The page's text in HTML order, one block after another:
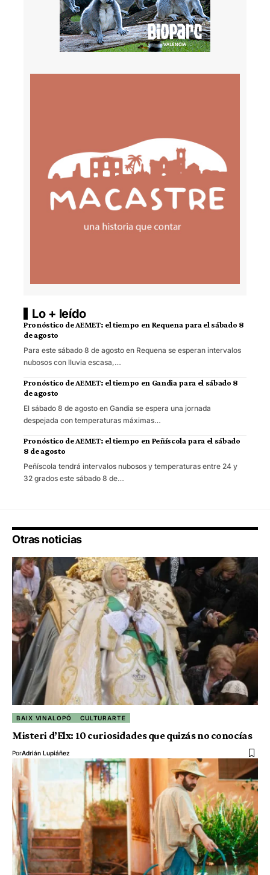
Lo + leído
Pronóstico de AEMET: el tiempo en Requena para el sábado 8
de agosto
Para este sábado 8 de agosto en Requena se esperan intervalos
nubosos con lluvia escasa,…
Pronóstico de AEMET: el tiempo en Gandia para el sábado 8
de agosto
El sábado 8 de agosto en Gandia se espera una jornada
despejada con temperaturas máximas…
Pronóstico de AEMET: el tiempo en Peñíscola para el sábado
8 de agosto
Peñíscola tendrá intervalos nubosos y temperaturas entre 24 y
32 grados este sábado 8 de…
Otras noticias
BAIX VINALOPÓ CULTURARTE
Misteri d’Elx: 10 curiosidades que quizás no conocías
PorAdrián Lupiáñez